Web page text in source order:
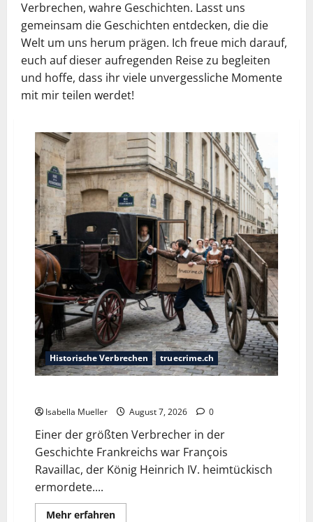
Verbrechen, wahre Geschichten. Lasst uns
gemeinsam die Geschichten entdecken, die die
Welt um uns herum prägen. Ich freue mich darauf,
euch auf dieser aufregenden Reise zu begleiten
und hoffe, dass ihr viele unvergessliche Momente
mit mir teilen werdet!
Historische Verbrechen truecrime.ch
Isabella Mueller August 7, 2026 0
Einer der größten Verbrecher in der
Geschichte Frankreichs war François
Ravaillac, der König Heinrich IV. heimtückisch
ermordete....
Mehr erfahren